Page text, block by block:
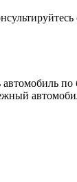
по